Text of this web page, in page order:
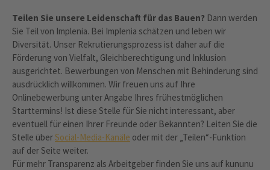
Teilen Sie unsere Leidenschaft für das Bauen? Dann werden
Sie Teil von Implenia. Bei Implenia schätzen und leben wir
Diversität. Unser Rekrutierungsprozess ist daher auf die
Förderung von Vielfalt, Gleichberechtigung und Inklusion
ausgerichtet. Bewerbungen von Menschen mit Behinderung sind
ausdrücklich willkommen. Wir freuen uns auf Ihre
Onlinebewerbung unter Angabe Ihres frühestmöglichen
Starttermins! Ist diese Stelle für Sie nicht interessant, aber
eventuell für einen Ihrer Freunde oder Bekannten? Leiten Sie die
Stelle überSocial-Media-Kanäle oder mit der „Teilen“-Funktion
auf der Seite weiter.
Für mehr Transparenz als Arbeitgeber finden Sie uns auf kununu